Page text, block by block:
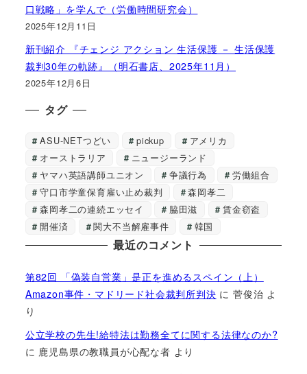
口戦略」を学んで（労働時間研究会）
2025年12月11日
新刊紹介 『チェンジ アクション 生活保護 － 生活保護
裁判30年の軌跡』（明石書店、2025年11月）
2025年12月6日
タグ
ASU-NETつどい pickup
アメリカ
オーストラリア
ニュージーランド
ヤマハ英語講師ユニオン
争議行為
労働組合
守口市学童保育雇い止め裁判
森岡孝二
森岡孝二の連続エッセイ
脇田滋
賃金窃盗
開催済
関大不当解雇事件 韓国
最近のコメント
第82回 「偽装自営業」是正を進めるスペイン（上）
Amazon事件・マドリード社会裁判所判決 に菅俊治 よ
り
公立学校の先生!給特法は勤務全てに関する法律なのか?
に 鹿児島県の教職員が心配な者 より